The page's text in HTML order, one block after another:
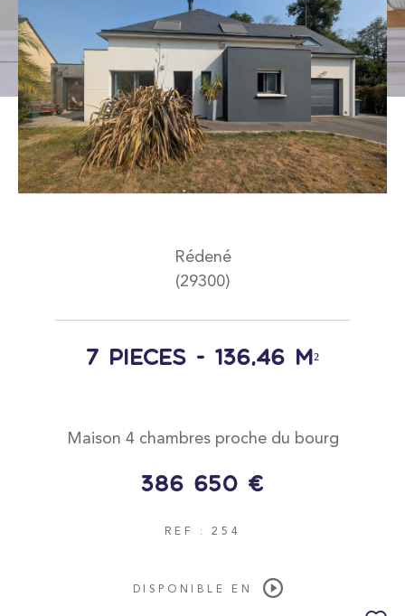
Rédené
(29300)
7 pièces - 136,46 m²
Maison 4 chambres proche du bourg
386 650 €
REF : 254
DISPONIBLE EN
Sélectionner
Budget